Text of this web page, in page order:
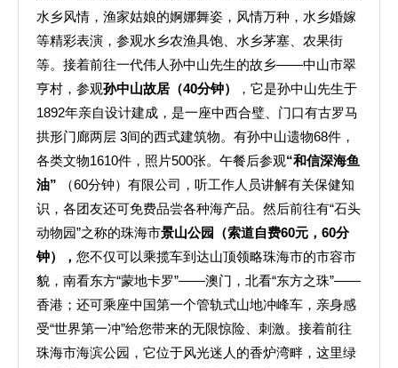
水乡风情，渔家姑娘的婀娜舞姿，风情万种，水乡婚嫁
等精彩表演，参观水乡农渔具饱、水乡茅塞、农果街
等。接着前往一代伟人孙中山先生的故乡——中山市翠
亨村，参观孙中山故居 （40分钟）
，它是孙中山先生于
1892年亲自设计建成，是一座中西合璧、门口有古罗马
拱形门廊两层 3间的西式建筑物。有孙中山遗物68件，
各类文物1610件，照片500张。午餐后参观“和信深海鱼
油” （60分钟）有限公司，听工作人员讲解有关保健知
识，各团友还可免费品尝各种海产品。然后前往有“石头
动物园”之称的珠海市景山公园（索道自费60元， 60分
钟）， 您不仅可以乘揽车到达山顶领略珠海市的市容市
貌，南看东方“蒙地卡罗”——澳门，北看“东方之珠”——
香港；还可乘座中国第一个管轨式山地冲峰车，亲身感
受“世界第一冲”给您带来的无限惊险、刺激。接着前往
珠海市海滨公园，它位于风光迷人的香炉湾畔，这里绿